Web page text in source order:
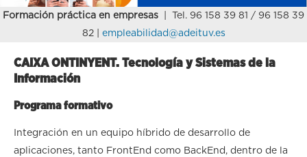
Formación práctica en empresas
| Tel. 96 158 39 81 / 96 158 39
82 | empleabilidad@adeituv.es
CAIXA ONTINYENT. Tecnología y Sistemas de la
Información
Programa formativo
Integración en un equipo híbrido de desarrollo de
aplicaciones, tanto FrontEnd como BackEnd, dentro de la